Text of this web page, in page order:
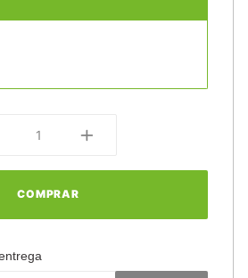
COMPRAR